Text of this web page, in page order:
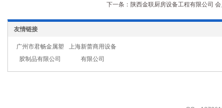
下一条：陕西金联厨房设备工程有限公司
友情链接
广州市君畅金属塑
胶制品有限公司
上海新蕾商用设备
有限公司